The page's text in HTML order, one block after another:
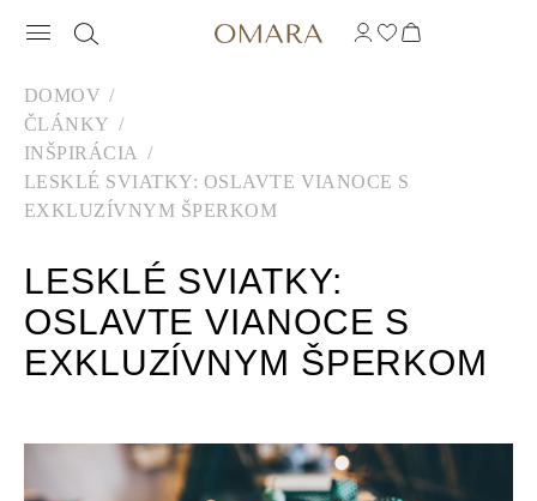
DOMOV
ČLÁNKY
INŠPIRÁCIA
LESKLÉ SVIATKY: OSLAVTE VIANOCE S
EXKLUZÍVNYM ŠPERKOM
LESKLÉ SVIATKY:
OSLAVTE VIANOCE S
EXKLUZÍVNYM ŠPERKOM